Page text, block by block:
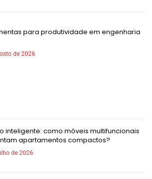
para produtividade em engenharia
de 2026
inteligente: como móveis multifuncionais
apartamentos compactos?
de 2026